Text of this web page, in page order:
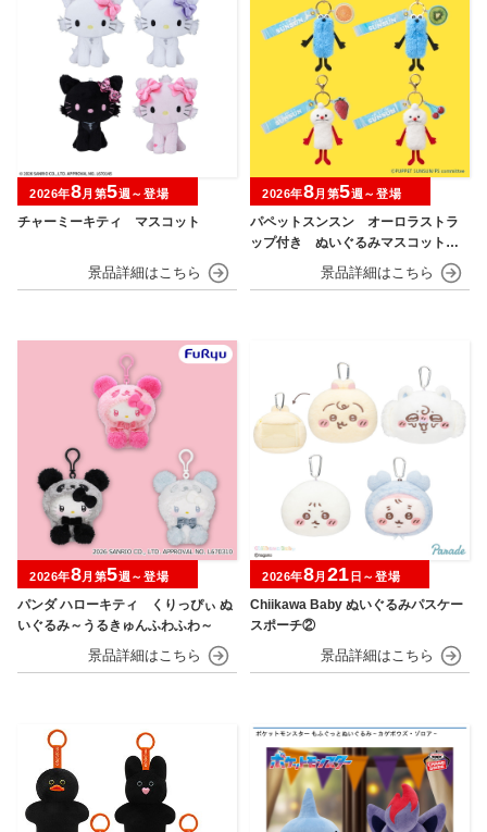
チャーミーキティ マスコット
2026年8月第5週～登場
パペットスンスン オーロラストラ
ップ付き ぬいぐるみマスコット
フルーツver.
2026年8月第5週～登場
パンダ ハローキティ くりっぴぃ ぬ
いぐるみ～うるきゅんふわふわ～
2026年8月第5週～登場
Chiikawa Baby ぬいぐるみパスケー
スポーチ②
2026年8月 21 日～登場